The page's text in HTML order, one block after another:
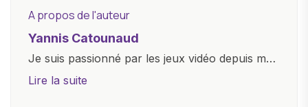
A propos de l'auteur
Yannis Catounaud
Je suis passionné par les jeux vidéo depuis mon
plus jeune âge. Mon amour pour l'univers
Lire la suite